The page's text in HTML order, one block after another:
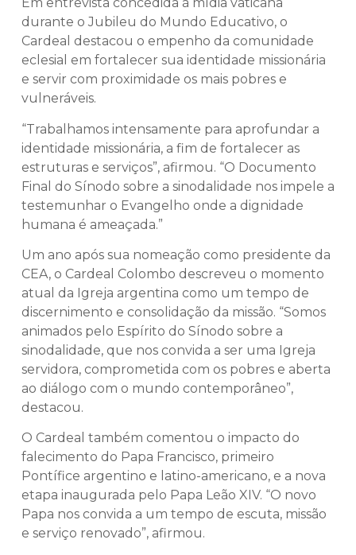
durante o Jubileu do Mundo Educativo, o
Cardeal destacou o empenho da comunidade
eclesial em fortalecer sua identidade missionária
e servir com proximidade os mais pobres e
vulneráveis.
“Trabalhamos intensamente para aprofundar a
identidade missionária, a fim de fortalecer as
estruturas e serviços”, afirmou. “O Documento
Final do Sínodo sobre a sinodalidade nos impele a
testemunhar o Evangelho onde a dignidade
humana é ameaçada.”
Um ano após sua nomeação como presidente da
CEA, o Cardeal Colombo descreveu o momento
atual da Igreja argentina como um tempo de
discernimento e consolidação da missão. “Somos
animados pelo Espírito do Sínodo sobre a
sinodalidade, que nos convida a ser uma Igreja
servidora, comprometida com os pobres e aberta
ao diálogo com o mundo contemporâneo”,
destacou.
O Cardeal também comentou o impacto do
falecimento do Papa Francisco, primeiro
Pontífice argentino e latino-americano, e a nova
etapa inaugurada pelo Papa Leão XIV. “O novo
Papa nos convida a um tempo de escuta, missão
e serviço renovado”, afirmou.